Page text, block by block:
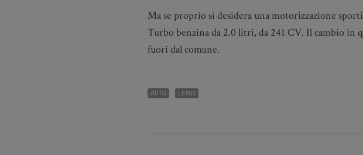
Ma se proprio si desidera una motorizzazione
Turbo benzina da 2.0 litri, da 241 CV. Il cambio in
fuori dal comune.
AUTO LEXUS